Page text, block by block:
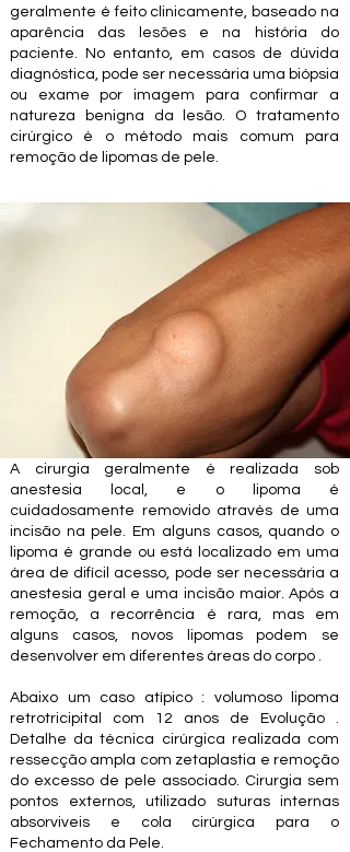
geralmente é feito clinicamente, baseado na
aparência das lesões e na história do
paciente. No entanto, em casos de dúvida
diagnóstica, pode ser necessária uma biópsia
ou exame por imagem para confirmar a
natureza benigna da lesão. O tratamento
cirúrgico é o método mais comum para
remoção de lipomas de pele.
A cirurgia geralmente é realizada sob
anestesia local, e o lipoma é
cuidadosamente removido através de uma
incisão na pele. Em alguns casos, quando o
lipoma é grande ou está localizado em uma
área de difícil acesso, pode ser necessária a
anestesia geral e uma incisão maior. Após a
remoção, a recorrência é rara, mas em
alguns casos, novos lipomas podem se
desenvolver em diferentes áreas do corpo .
Abaixo um caso atípico : volumoso lipoma
retrotricipital com 12 anos de Evolução .
Detalhe da técnica cirúrgica realizada com
ressecção ampla com zetaplastia e remoção
do excesso de pele associado. Cirurgia sem
pontos externos, utilizado suturas internas
absorviveis e cola cirúrgica para o
Fechamento da Pele.